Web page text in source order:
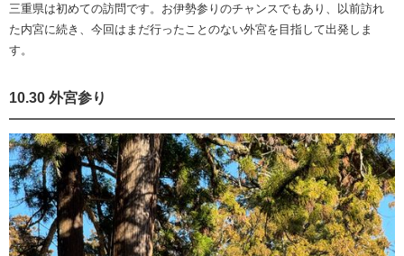
三重県は初めての訪問です。お伊勢参りのチャンスでもあり、以前訪れ
た内宮に続き、今回はまだ行ったことのない外宮を目指して出発しま
す。
10.30 外宮参り